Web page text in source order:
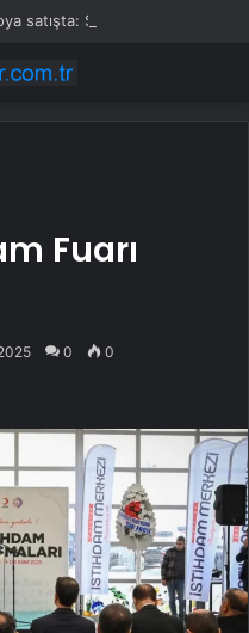
Fuarı
0 0